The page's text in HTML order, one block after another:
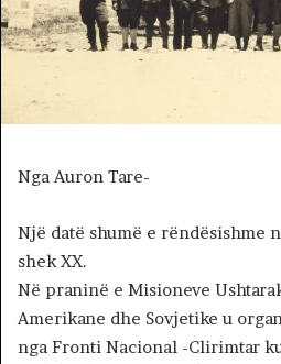
Nga Auron Tare-
Një datë shumë e rëndësishme
shek XX.
Në praninë e Misioneve
Amerikane dhe Sovjetike u
nga Fronti Nacional -Clirimtar